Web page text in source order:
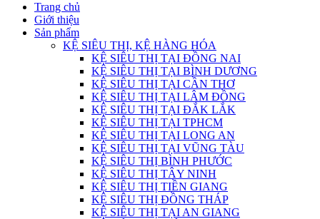
Trang chủ
Giới thiệu
Sản phẩm
KỆ SIÊU THỊ, KỆ HÀNG HÓA
KỆ SIÊU THỊ TẠI ĐỒNG NAI
KỆ SIÊU THỊ TẠI BÌNH DƯƠNG
KỆ SIÊU THỊ TẠI CẦN THƠ
KỆ SIÊU THỊ TẠI LÂM ĐỒNG
KỆ SIÊU THỊ TẠI ĐẮK LẮK
KỆ SIÊU THỊ TẠI TPHCM
KỆ SIÊU THỊ TẠI LONG AN
KỆ SIÊU THỊ TẠI VŨNG TÀU
KỆ SIÊU THỊ BÌNH PHƯỚC
KỆ SIÊU THỊ TÂY NINH
KỆ SIÊU THỊ TIỀN GIANG
KỆ SIÊU THỊ ĐỒNG THÁP
KỆ SIÊU THỊ TẠI AN GIANG